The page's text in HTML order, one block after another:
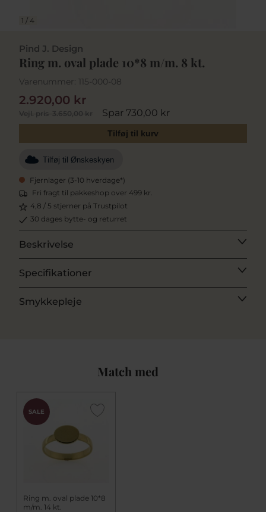
1 / 4
Pind J. Design
Ring m. oval plade 10*8 m/m. 8 kt.
Varenummer: 115-000-08
Vejl. pris3.650,00 kr Spar 730,00 kr
2.920,00 kr
Tilføj til kurv
Tilføj til Ønskeskyen
Fjernlager (3-10 hverdage*)
Fri fragt til pakkeshop over 499 kr.
4,8 / 5 stjerner på Trustpilot
30 dages bytte- og returret
Beskrivelse
Specifikationer
Smykkepleje
Match med
SALE
Ring m. oval plade 10*8
m/m. 14 kt.